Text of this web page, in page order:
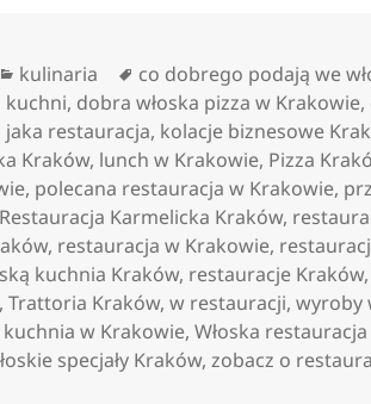
Kategorie
kulinaria Tagi
co dobrego podają we
kuchni, dobra włoska pizza w Krakowie,
jaka restauracja, kolacje biznesowe
Kraków, lunch w Krakowie, Pizza
, polecana restauracja w Krakowie,
Restauracja Karmelicka Kraków,
, restauracja w Krakowie,
kuchnia Kraków, restauracje Kraków,
,Trattoria Kraków,w restauracji,wyroby
kuchnia w Krakowie,Włoska
specjały Kraków,zobacz o